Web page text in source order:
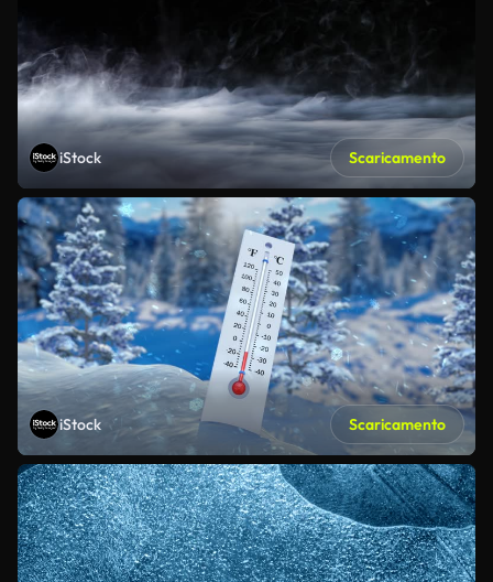
iStock Scaricamento
iStock Scaricamento